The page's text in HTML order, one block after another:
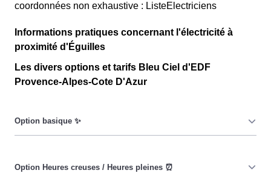
coordonnées non exhaustive : ListeElectriciens
Informations pratiques concernant l'électricité à
proximité d'Éguilles
Les divers options et tarifs Bleu Ciel d'EDF
Provence-Alpes-Cote D'Azur
date, ni de l'heure, que ce soit en à Éguilles ou ailleurs.